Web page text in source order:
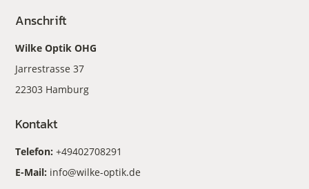
Anschrift
Wilke Optik OHG
Jarrestrasse 37
22303 Hamburg
Kontakt
Telefon:+49402708291
E-Mail: info@wilke-optik.de